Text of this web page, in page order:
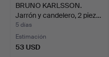
BRUNO KARLSSON.
Jarrón y candelero, 2 piez…
5 días
Estimación
53 USD